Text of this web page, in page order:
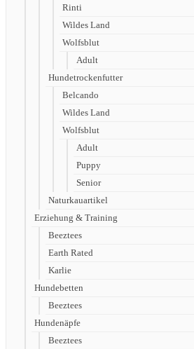
Rinti
Wildes Land
Wolfsblut
Adult
Hundetrockenfutter
Belcando
Wildes Land
Wolfsblut
Adult
Puppy
Senior
Naturkauartikel
Erziehung & Training
Beeztees
Earth Rated
Karlie
Hundebetten
Beeztees
Hundenäpfe
Beeztees